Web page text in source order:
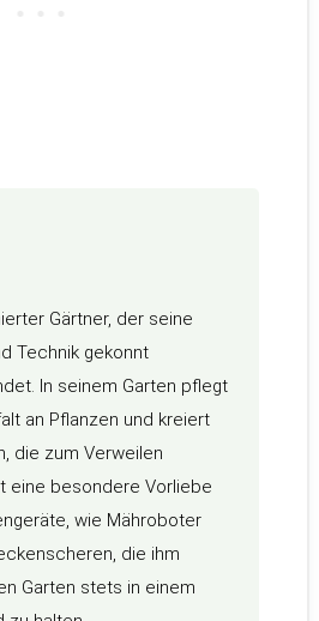
Gärtner, der seine
Technik gekonnt
In seinem Garten pflegt
an Pflanzen und kreiert
die zum Verweilen
eine besondere Vorliebe
wie Mähroboter
die ihm
Garten stets in einem